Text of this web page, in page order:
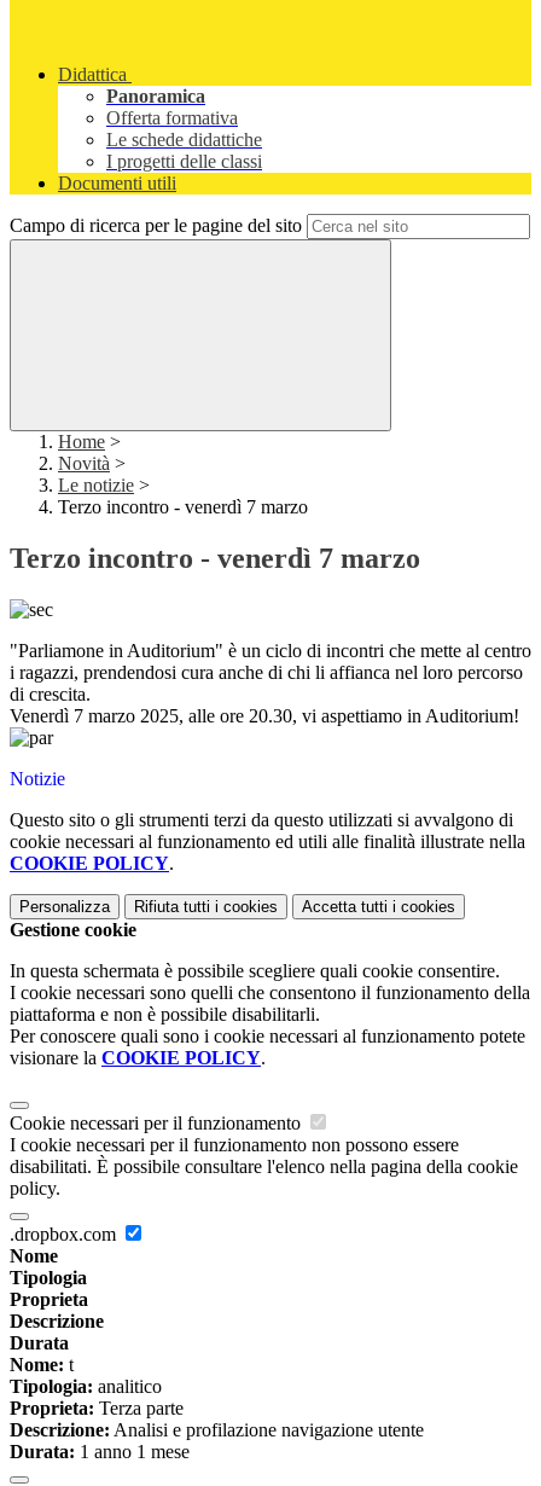
Didattica
Panoramica
Offerta formativa
Le schede didattiche
I progetti delle classi
Documenti utili
Campo di ricerca per le pagine del sito
Home >
Novità >
Le notizie >
Terzo incontro - venerdì 7 marzo
Terzo incontro - venerdì 7 marzo
"Parliamone in Auditorium" è un ciclo di incontri che mette al centro
i ragazzi, prendendosi cura anche di chi li affianca nel loro percorso
di crescita.
Venerdì 7 marzo 2025, alle ore 20.30, vi aspettiamo in Auditorium!
Notizie
Questo sito o gli strumenti terzi da questo utilizzati si avvalgono di
cookie necessari al funzionamento ed utili alle finalità illustrate nella
COOKIE POLICY.
Personalizza Rifiuta tutti i cookies Accetta tutti i cookies
Gestione cookie
In questa schermata è possibile scegliere quali cookie consentire.
I cookie necessari sono quelli che consentono il funzionamento della
piattaforma e non è possibile disabilitarli.
Per conoscere quali sono i cookie necessari al funzionamento potete
visionare la COOKIE POLICY.
Cookie necessari per il funzionamento
I cookie necessari per il funzionamento non possono essere
disabilitati. È possibile consultare l'elenco nella pagina della cookie
policy.
.dropbox.com
Nome
Tipologia
Proprieta
Descrizione
Durata
Nome: t
Tipologia: analitico
Proprieta: Terza parte
Descrizione: Analisi e profilazione navigazione utente
Durata: 1 anno 1 mese